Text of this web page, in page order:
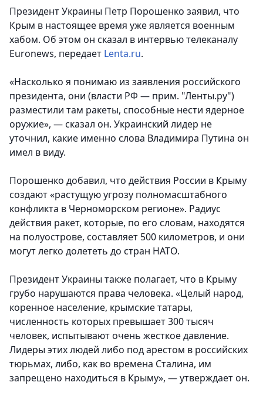
Президент Украины Петр Порошенко заявил, что
Крым в настоящее время уже является военным
хабом. Об этом он сказал в интервью телеканалу
Euronews, передает Lenta.ru.
«Насколько я понимаю из заявления российского
президента, они (власти РФ — прим. "Ленты.ру")
разместили там ракеты, способные нести ядерное
оружие», — сказал он. Украинский лидер не
уточнил, какие именно слова Владимира Путина он
имел в виду.
Порошенко добавил, что действия России в Крыму
создают «растущую угрозу полномасштабного
конфликта в Черноморском регионе». Радиус
действия ракет, которые, по его словам, находятся
на полуострове, составляет 500 километров, и они
могут легко долететь до стран НАТО.
Президент Украины также полагает, что в Крыму
грубо нарушаются права человека. «Целый народ,
коренное население, крымские татары,
численность которых превышает 300 тысяч
человек, испытывают очень жесткое давление.
Лидеры этих людей либо под арестом в российских
тюрьмах, либо, как во времена Сталина, им
запрещено находиться в Крыму», — утверждает он.